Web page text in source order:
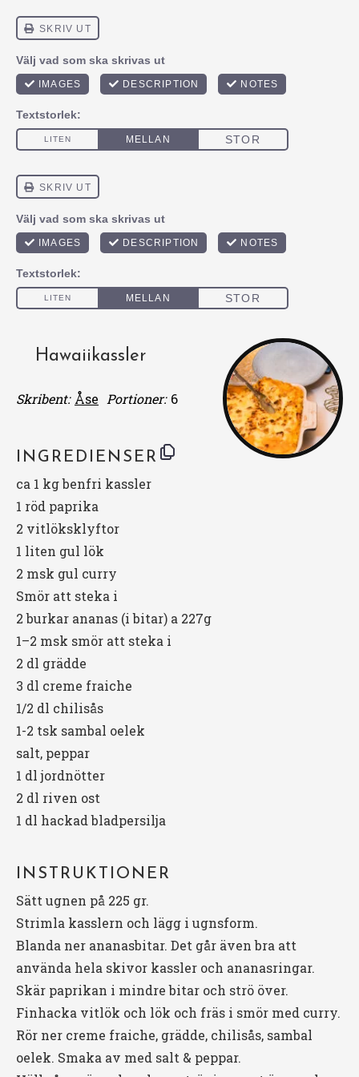
Hawaiikassler
Skribent: Åse Portioner: 6
INGREDIENSER
ca 1 kg benfri kassler
1 röd paprika
2 vitlöksklyftor
1 liten gul lök
2 msk gul curry
Smör att steka i
2burkar ananas (i bitar) a 227g
1–2 msk smör att steka i
2 dl grädde
3 dl creme fraiche
1/2 dl chilisås
1-2 tsk sambal oelek
salt, peppar
1 dl jordnötter
2 dl riven ost
1 dl hackad bladpersilja
INSTRUKTIONER
Sätt ugnen på 225 gr.
Strimla kasslern och lägg i ugnsform.
Blanda ner ananasbitar. Det går även bra att
använda hela skivor kassler och ananasringar.
Skär paprikan i mindre bitar och strö över.
Finhacka vitlök och lök och fräs i smör med curry.
Rör ner creme fraiche, grädde, chilisås, sambal
oelek. Smaka av med salt & peppar.